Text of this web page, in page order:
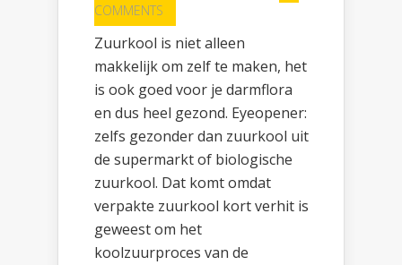
COMMENTS
Zuurkool is niet alleen
makkelijk om zelf te maken, het
is ook goed voor je darmflora
en dus heel gezond. Eyeopener:
zelfs gezonder dan zuurkool uit
de supermarkt of biologische
zuurkool. Dat komt omdat
verpakte zuurkool kort verhit is
geweest om het
koolzuurproces van de